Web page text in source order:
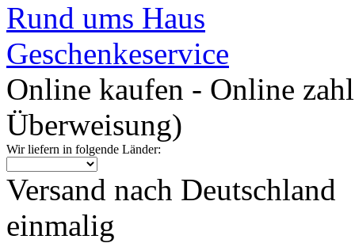
Rund ums Haus
Geschenkeservice
Online kaufen - Online
Überweisung)
Wir liefern in folgende Länder:
Versand nach Deutschland
einmalig